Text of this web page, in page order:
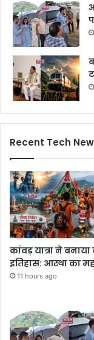
Recent Tech
कांवड़ यात्रा ने
इतिहास: आस्था का
11 hours ago